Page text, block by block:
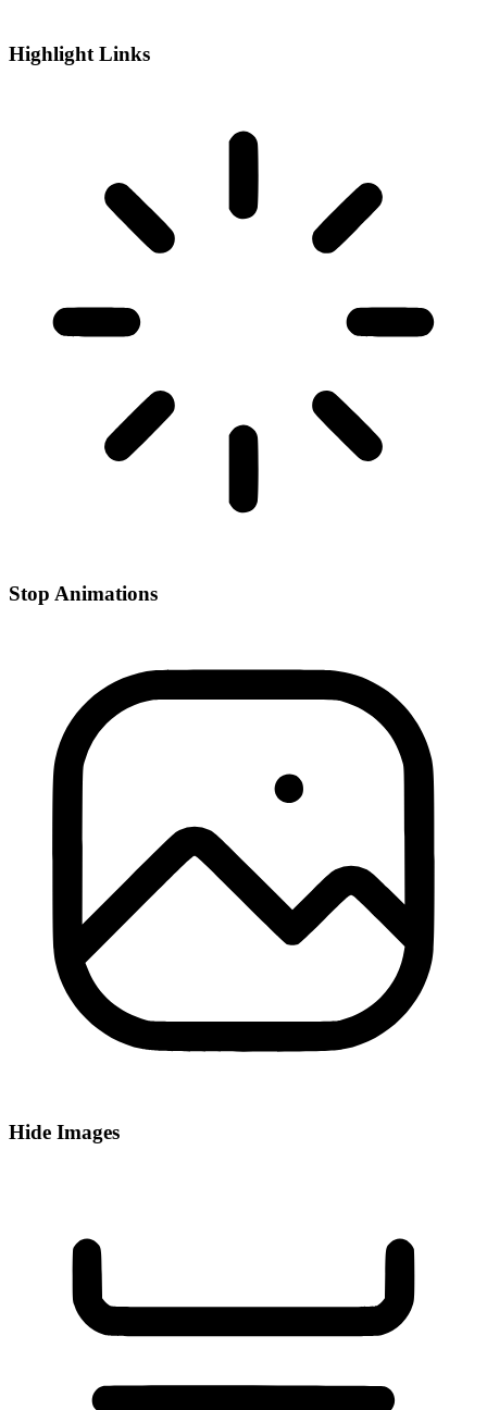
Highlight Links
Stop Animations
Hide Images